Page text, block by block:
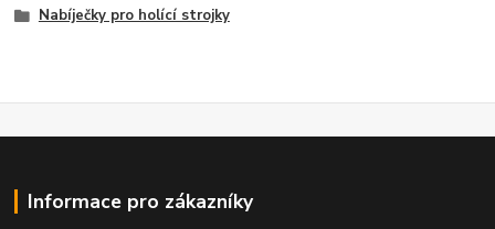
Nabíječky pro holící strojky
Informace pro zákazníky